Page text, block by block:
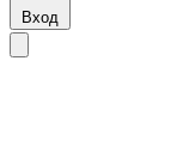
Вход